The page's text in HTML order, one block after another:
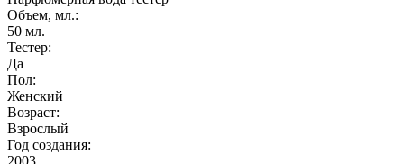
Объем, мл.:
50 мл.
Тестер:
Да
Пол:
Женский
Возраст:
Взрослый
Год создания: